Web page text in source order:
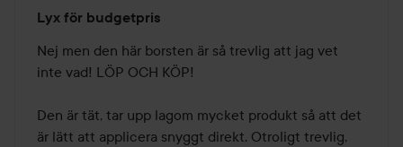
5
av
5
Lyx för budgetpris
Nej men den här borsten är så trevlig att jag vet
inte vad! LÖP OCH KÖP!
Den är tät, tar upp lagom mycket produkt så att det
är lätt att applicera snyggt direkt. Otroligt trevlig,